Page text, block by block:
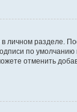
разделе.
по
отменить